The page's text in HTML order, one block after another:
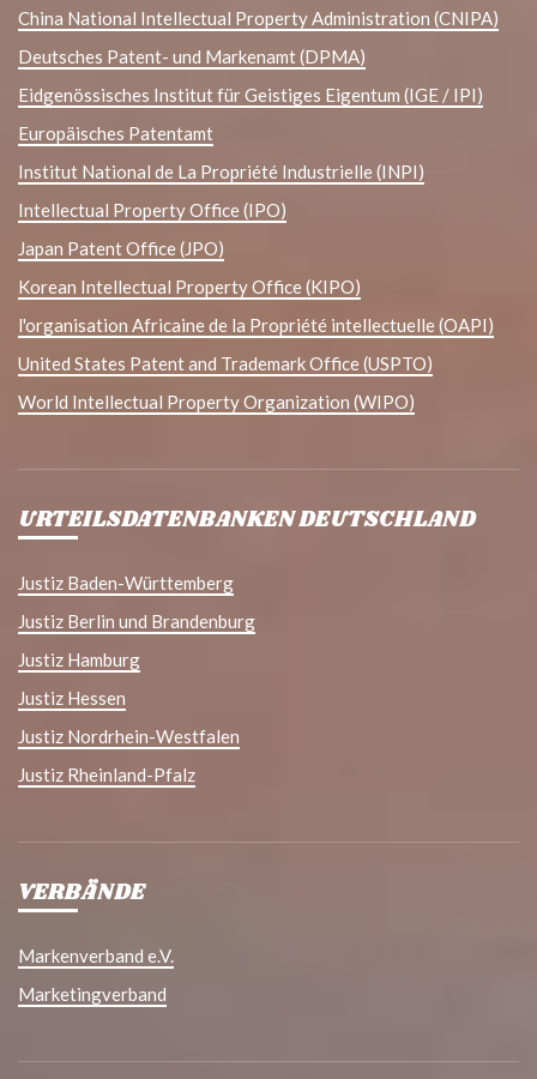
China National Intellectual Property Administration (CNIPA)
Deutsches Patent- und Markenamt (DPMA)
Eidgenössisches Institut für Geistiges Eigentum (IGE / IPI)
Europäisches Patentamt
Institut National de La Propriété Industrielle (INPI)
Intellectual Property Office (IPO)
Japan Patent Office (JPO)
Korean Intellectual Property Office (KIPO)
l'organisation Africaine de la Propriété intellectuelle (OAPI)
United States Patent and Trademark Office (USPTO)
World Intellectual Property Organization (WIPO)
URTEILSDATENBANKEN DEUTSCHLAND
Justiz Baden-Württemberg
Justiz Berlin und Brandenburg
Justiz Hamburg
Justiz Hessen
Justiz Nordrhein-Westfalen
Justiz Rheinland-Pfalz
VERBÄNDE
Markenverband e.V.
Marketingverband